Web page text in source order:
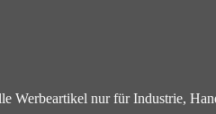
Werbeartikel nur für Industrie,